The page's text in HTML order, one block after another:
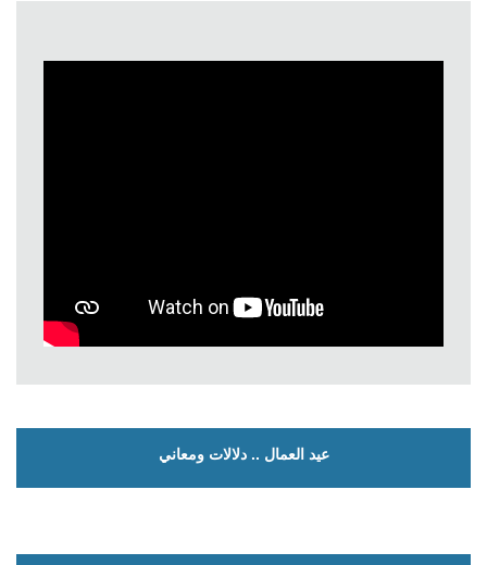
عيد العمال .. دلالات ومعاني